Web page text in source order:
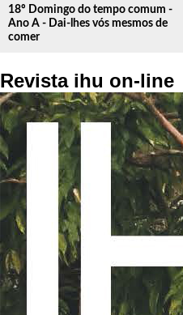
18º Domingo do tempo comum -
Ano A - Dai-lhes vós mesmos de
comer
Revista ihu on-line